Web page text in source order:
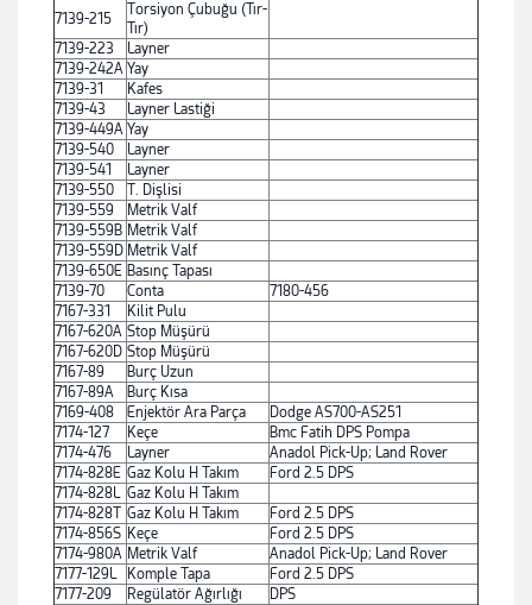
7139-215
Torsiyon Çubuğu (Tır-
Tır)
7139-223
Layner
7139-242A Yay
7139-31
Kafes
7139-43
Layner Lastiği
7139-449A Yay
7139-540
Layner
7139-541
Layner
7139-550
T. Dişlisi
7139-559
Metrik Valf
7139-559B Metrik Valf
7139-559D Metrik Valf
7139-650E Basınç Tapası
7139-70
Conta
7180-456
7167-331
Kilit Pulu
7167-620A Stop Müşürü
7167-620D Stop Müşürü
7167-89
Burç Uzun
7167-89A
Burç Kısa
7169-408
Enjektör Ara Parça
Dodge AS700-AS251
7174-127
Keçe
Bmc Fatih DPS Pompa
7174-476
Layner
Anadol Pick-Up; Land Rover
7174-828E Gaz Kolu H Takım
Ford 2.5 DPS
7174-828L Gaz Kolu H Takım
7174-828T
Gaz Kolu H Takım
Ford 2.5 DPS
7174-856S Keçe
Ford 2.5 DPS
7174-980A Metrik Valf
Anadol Pick-Up; Land Rover
7177-129L
Komple Tapa
Ford 2.5 DPS
7177-209
Regülatör Ağırlığı
DPS